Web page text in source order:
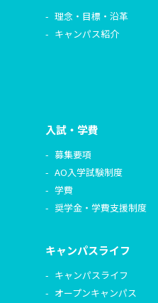
理念・目標・沿革
キャンパス紹介
入試・学費
募集要項
AO入学試験制度
学費
奨学金・学費支援制度
キャンパスライフ
キャンパスライフ
オープンキャンパス